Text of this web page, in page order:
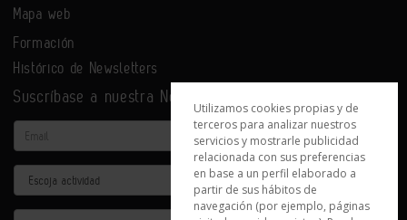
Mapa web
Formación
Histórico de Newsletters
Suscríbase a nuestra Newsletter
Email
Actividad
Utilizamos cookies propias y de
terceros para analizar nuestros
servicios y mostrarle publicidad
relacionada con sus preferencias
en base a un perfil elaborado a
partir de sus hábitos de
navegación (por ejemplo, páginas